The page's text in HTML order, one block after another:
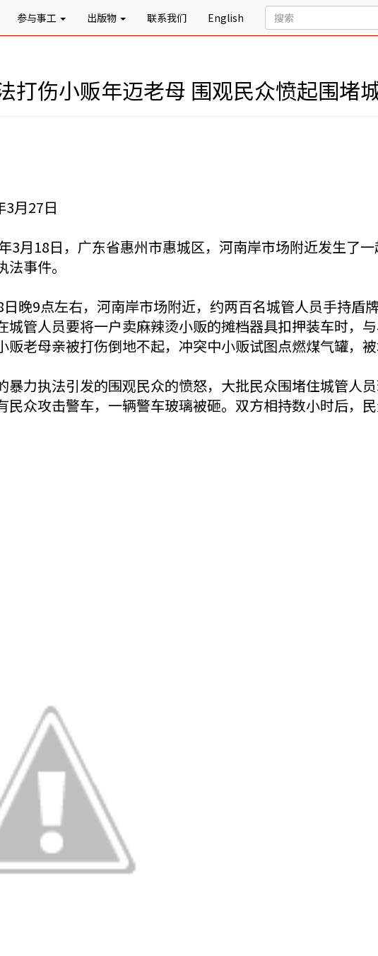
参与事工 出版物 联系我们 English
打伤小贩年迈老母 围观民众愤起围堵
3月27日
3月18日，广东省惠州市惠城区，河南岸市场附近发生了
法事件。
日晚9点左右，河南岸市场附近，约两百名城管人员手持盾
城管人员要将一户卖麻辣烫小贩的摊档器具扣押装车时，
贩老母亲被打伤倒地不起，冲突中小贩试图点燃煤气罐，被
暴力执法引发的围观民众的愤怒，大批民众围堵住城管人
众攻击警车，一辆警车玻璃被砸。双方相持数小时后，民